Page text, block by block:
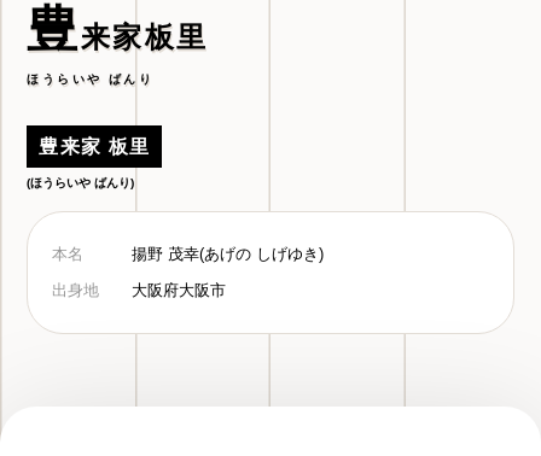
豊 来家板里
ほうらいや ばんり
豊来家 板里
(ほうらいや ばんり)
本名
揚野 茂幸(あげの しげゆき)
出身地
大阪府大阪市